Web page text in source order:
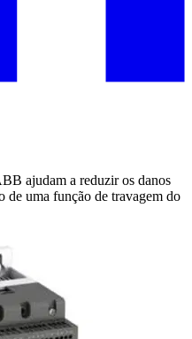
ajudam a reduzir os danos
de uma função de travagem do